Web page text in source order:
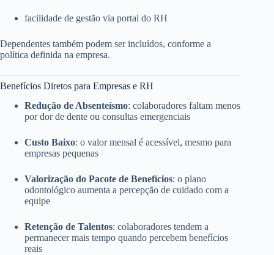
facilidade de gestão via portal do RH
Dependentes também podem ser incluídos, conforme a
política definida na empresa.
Benefícios Diretos para Empresas e RH
Redução de Absenteísmo: colaboradores faltam menos
por dor de dente ou consultas emergenciais
Custo Baixo: o valor mensal é acessível, mesmo para
empresas pequenas
Valorização do Pacote de Benefícios: o plano
odontológico aumenta a percepção de cuidado com a
equipe
Retenção de Talentos: colaboradores tendem a
permanecer mais tempo quando percebem benefícios
reais